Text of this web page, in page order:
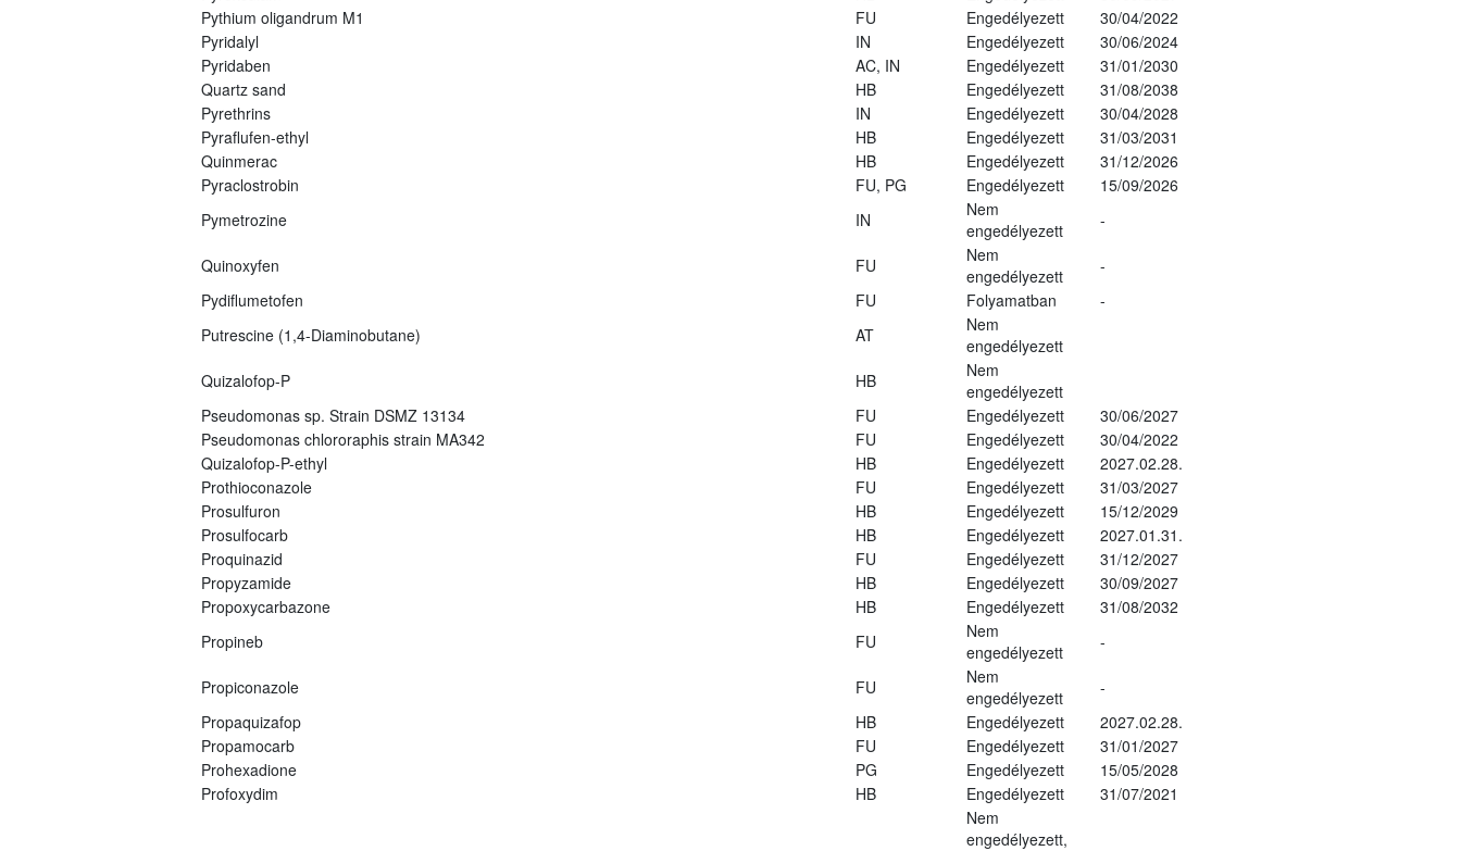
Pythium oligandrum M1
FU Engedélyezett
30/04/2022
Pyridalyl
IN Engedélyezett
30/06/2024
Pyridaben
AC, IN Engedélyezett
31/01/2030
Quartz sand
HB Engedélyezett
31/08/2038
Pyrethrins
IN Engedélyezett
30/04/2028
Pyraflufen-ethyl
HB Engedélyezett
31/03/2031
Quinmerac
HB Engedélyezett
31/12/2026
Pyraclostrobin
FU, PG Engedélyezett
15/09/2026
Pymetrozine
IN
Nem
engedélyezett
-
Quinoxyfen FU
Nem
engedélyezett
-
Pydiflumetofen
FU Folyamatban
-
Putrescine (1,4-Diaminobutane)
AT
Nem
engedélyezett
Quizalofop-P
HB
Nem
engedélyezett
Pseudomonas sp. Strain DSMZ 13134
FU Engedélyezett
30/06/2027
Pseudomonas chlororaphis strain MA342
FU Engedélyezett
30/04/2022
Quizalofop-P-ethyl
HB Engedélyezett
2027.02.28.
Prothioconazole
FU Engedélyezett
31/03/2027
Prosulfuron
HB Engedélyezett
15/12/2029
Prosulfocarb
HB Engedélyezett
2027.01.31.
Proquinazid
FU Engedélyezett
31/12/2027
Propyzamide
HB Engedélyezett
30/09/2027
Propoxycarbazone
HB Engedélyezett
31/08/2032
Propineb
FU
Nem
engedélyezett
-
Propiconazole FU
Nem
engedélyezett
-
Propaquizafop
HB Engedélyezett
2027.02.28.
Propamocarb
FU Engedélyezett
31/01/2027
Prohexadione
PG Engedélyezett
15/05/2028
Profoxydim
HB Engedélyezett 31/07/2021
Nem
engedélyezett,